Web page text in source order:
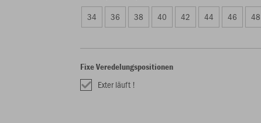
34 36 38 40 42 44 46 48
Fixe Veredelungspositionen
Exter läuft !